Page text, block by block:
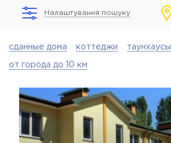
Налаштування пошуку
сданные дома коттеджи таунхаусы
от города до 10 км